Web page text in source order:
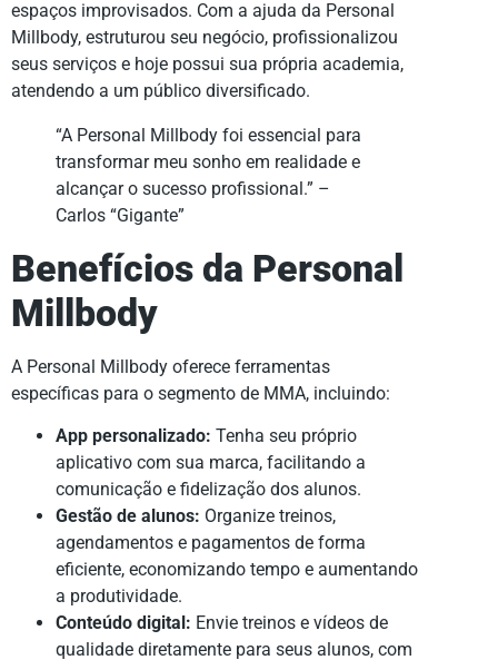
espaços improvisados. Com a ajuda da Personal
Millbody, estruturou seu negócio, profissionalizou
seus serviços e hoje possui sua própria academia,
atendendo a um público diversificado.
“A Personal Millbody foi essencial para
transformar meu sonho em realidade e
alcançar o sucesso profissional.” –
Carlos “Gigante”
Benefícios da Personal
Millbody
A Personal Millbody oferece ferramentas
específicas para o segmento de MMA, incluindo:
App personalizado: Tenha seu próprio
aplicativo com sua marca, facilitando a
comunicação e fidelização dos alunos.
Gestão de alunos: Organize treinos,
agendamentos e pagamentos de forma
eficiente, economizando tempo e aumentando
a produtividade.
Conteúdo digital: Envie treinos e vídeos de
qualidade diretamente para seus alunos, com